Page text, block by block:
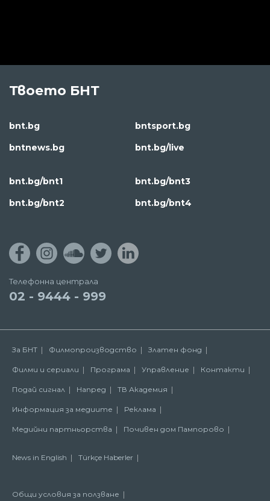
Твоето БНТ
bnt.bg
bntnews.bg
bntsport.bg
bnt.bg/live
bnt.bg/bnt1
bnt.bg/bnt2
bnt.bg/bnt3
bnt.bg/bnt4
Телефонна централа
02 - 9444 - 999
За БНТ Филмопроизводство Златен фонд
Филми и сериали Програма Управление Контакти
Подай сигнал Напред ТВ Академия
Информация за медиите Реклама
Медийни партньорства Почивен дом Пампорово
News in English Türkçe Haberler
Общи условия за ползване